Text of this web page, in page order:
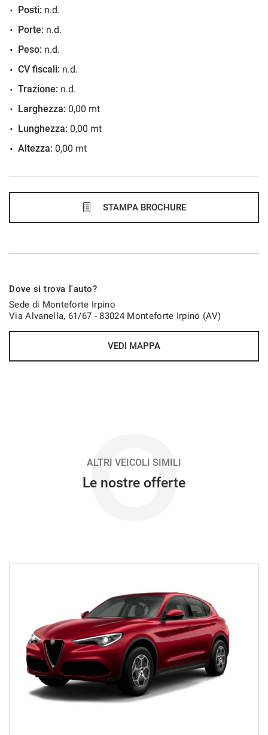
48 Mesi
676€/mese
36 Mesi
683€/mese
48 Mesi
701€/mese
746€/mese
36 Mesi
VEDI
758€/mese
Posti: n.d.
Porte: n.d.
Peso: n.d.
CV fiscali: n.d.
Trazione: n.d.
Larghezza: 0,00 mt
Lunghezza: 0,00 mt
Altezza: 0,00 mt
STAMPA BROCHURE
Dove si trova l'auto?
Sede di Monteforte Irpino
Via Alvanella, 61/67 - 83024 Monteforte Irpino (AV)
VEDI MAPPA
O
ALTRI VEICOLI SIMILI
Le nostre offerte